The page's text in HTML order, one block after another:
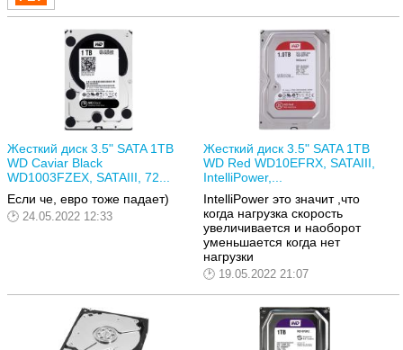
Жесткий диск 3.5" SATA 1TB
WD Caviar Black
WD1003FZEX, SATAIII, 72...
Если че, евро тоже падает)
24.05.2022 12:33
Жесткий диск 3.5" SATA 1TB
WD Red WD10EFRX, SATAIII,
IntelliPower,...
IntelliPower это значит ,что
когда нагрузка скорость
увеличивается и наоборот
уменьшается когда нет
нагрузки
19.05.2022 21:07